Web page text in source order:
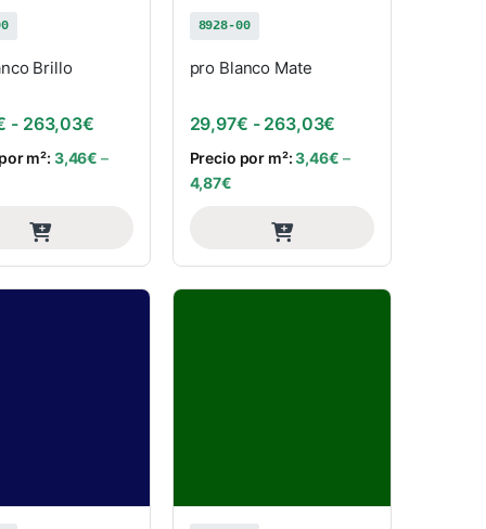
desde 29,97€ hasta 263,03€
Brillo
- 263,03€Rango de precios: desde 29,97€ hasta 263,03€
m²: 3,46€ –
8928-00
pro Blanco Mate
29,97€ - 263,03€
Precio por m²:3,46€ –
4,87€